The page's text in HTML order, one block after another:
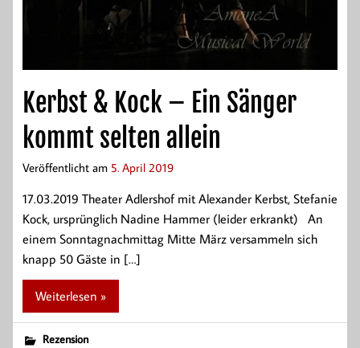
Kerbst & Kock – Ein Sänger
kommt selten allein
Veröffentlicht am 5. April 2019
17.03.2019 Theater Adlershof mit Alexander Kerbst, Stefanie
Kock, ursprünglich Nadine Hammer (leider erkrankt) An
einem Sonntagnachmittag Mitte März versammeln sich
knapp 50 Gäste in […]
Weiterlesen »
Rezension